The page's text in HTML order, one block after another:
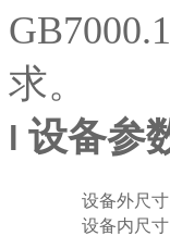
GB7000.1
求。
设备参
设备外尺寸
设备内尺寸